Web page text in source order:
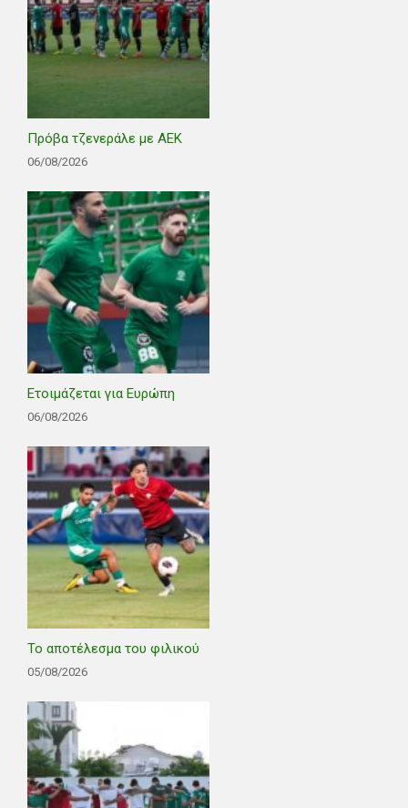
Πρόβα τζενεράλε με ΑΕΚ
06/08/2026
Ετοιμάζεται για Ευρώπη
06/08/2026
Το αποτέλεσμα του φιλικού
05/08/2026